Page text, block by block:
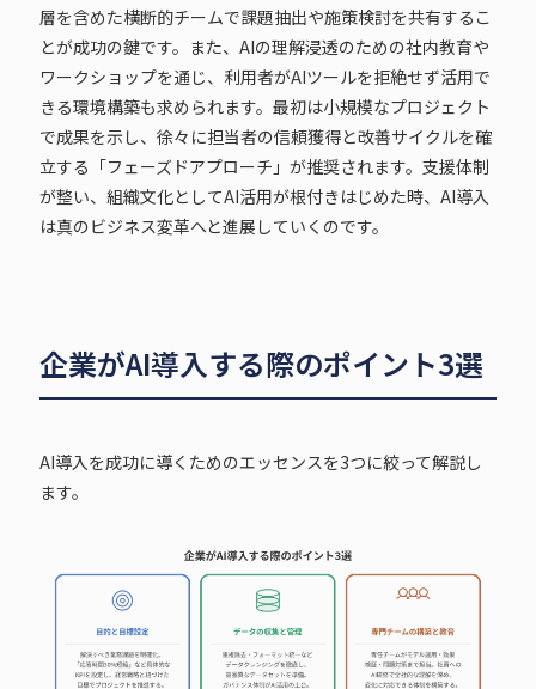
層を含めた横断的チームで課題抽出や施策検討を共有するこ
とが成功の鍵です。また、AIの理解浸透のための社内教育や
ワークショップを通じ、利用者がAIツールを拒絶せず活用で
きる環境構築も求められます。最初は小規模なプロジェクト
で成果を示し、徐々に担当者の信頼獲得と改善サイクルを確
立する「フェーズドアプローチ」が推奨されます。支援体制
が整い、組織文化としてAI活用が根付きはじめた時、AI導入
は真のビジネス変革へと進展していくのです。
企業がAI導入する際のポイント3選
AI導入を成功に導くためのエッセンスを3つに絞って解説し
ます。